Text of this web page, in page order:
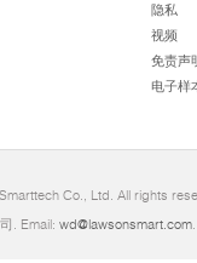
隐私
视频
免责声
电子样
Co., Ltd. All rights
. Email: wd@lawsonsmart.com